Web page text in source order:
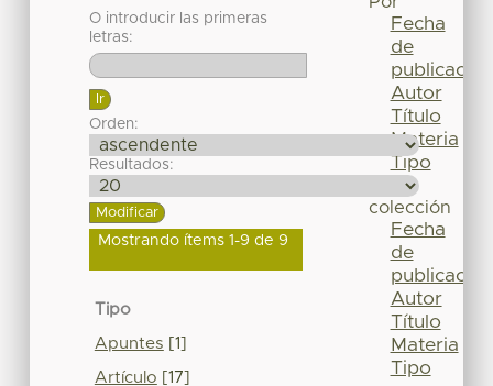
O introducir las primeras
letras:
Orden:
Resultados:
Mostrando ítems 1-9 de 9
Tipo
Apuntes [1]
Artículo [17]
Fecha
de
publicación
Autor
Título
Materia
Tipo
colección
Fecha
de
publicación
Autor
Título
Materia
Tipo